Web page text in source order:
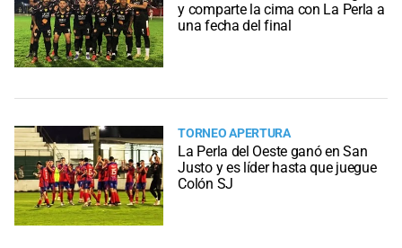
y comparte la cima con La Perla a
una fecha del final
TORNEO APERTURA
La Perla del Oeste ganó en San
Justo y es líder hasta que juegue
Colón SJ